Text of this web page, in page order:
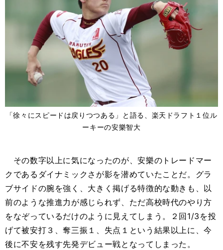
「徐々にスピードは戻りつつある」と語る、楽天ドラフト１位ル
ーキーの安樂智大
その数字以上に気になったのが、安樂のトレードマー
クであるダイナミックさが影を潜めていたことだ。グラ
ブサイドの腕を強く、大きく掲げる特徴的な動きも、以
前のような推進力が感じられず、ただ高校時代のやり方
をなぞっているだけのように見えてしまう。２回1/3を投
げて被安打３、奪三振１、失点１という結果以上に、今
後に不安を残す先発デビュー戦となってしまった。